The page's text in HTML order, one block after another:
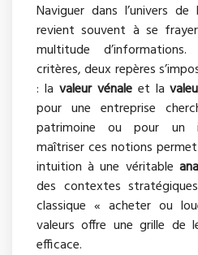
Naviguer dans l’univers de
revient souvent à se
multitude
critères, deux repères
: la valeur vénaleet la
pour une entreprise
patrimoine ou pour un
maîtriser ces notions
intuition à une véritable
des contextes
classique « acheter ou
valeurs offre une grille de
efficace.